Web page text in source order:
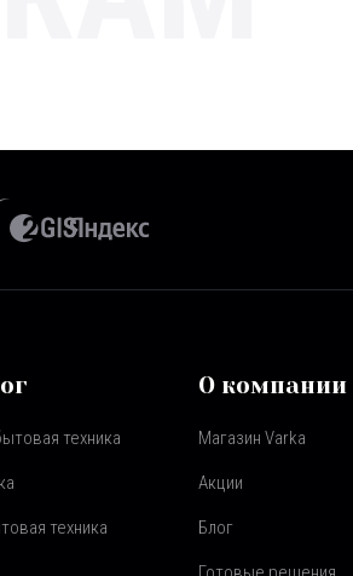
техника
техника
О компании
Магазин Varka
Акции
Блог